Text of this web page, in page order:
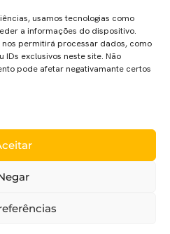
usamos tecnologias como
a informações do dispositivo.
permitirá processar dados, como
exclusivos neste site. Não
pode afetar negativamante certos
e proporcionando uma
ao longo das suas 3 horas de